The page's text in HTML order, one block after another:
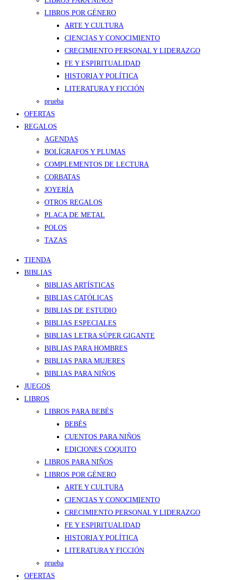
LIBROS POR GÉNERO
ARTE Y CULTURA
CIENCIAS Y CONOCIMIENTO
CRECIMIENTO PERSONAL Y LIDERAZGO
FE Y ESPIRITUALIDAD
HISTORIA Y POLÍTICA
LITERATURA Y FICCIÓN
prueba
OFERTAS
REGALOS
AGENDAS
BOLÍGRAFOS Y PLUMAS
COMPLEMENTOS DE LECTURA
CORBATAS
JOYERÍA
OTROS REGALOS
PLACA DE METAL
POLOS
TAZAS
TIENDA
BIBLIAS
BIBLIAS ARTÍSTICAS
BIBLIAS CATÓLICAS
BIBLIAS DE ESTUDIO
BIBLIAS ESPECIALES
BIBLIAS LETRA SÚPER GIGANTE
BIBLIAS PARA HOMBRES
BIBLIAS PARA MUJERES
BIBLIAS PARA NIÑOS
JUEGOS
LIBROS
LIBROS PARA BEBÉS
BEBÉS
CUENTOS PARA NIÑOS
EDICIONES COQUITO
LIBROS PARA NIÑOS
LIBROS POR GÉNERO
ARTE Y CULTURA
CIENCIAS Y CONOCIMIENTO
CRECIMIENTO PERSONAL Y LIDERAZGO
FE Y ESPIRITUALIDAD
HISTORIA Y POLÍTICA
LITERATURA Y FICCIÓN
prueba
OFERTAS